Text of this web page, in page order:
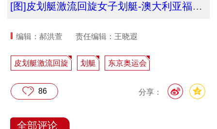
[图]皮划艇激流回旋女子划艇-澳大利亚福克斯夺金
编辑：郝洪萱 责任编辑：王晓遐
皮划艇激流回旋 划艇 东京奥运会
分享：
86
全部评论